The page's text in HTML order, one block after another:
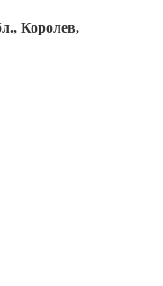
Королев,